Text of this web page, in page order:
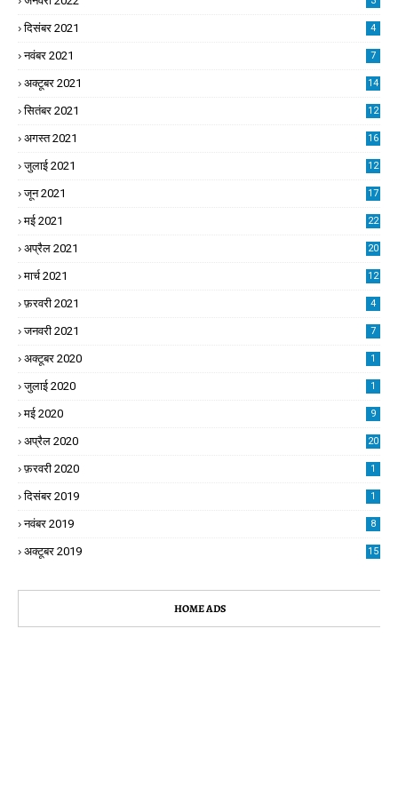
दिसंबर 2021 4
नवंबर 2021 7
अक्टूबर 2021 14
सितंबर 2021 12
अगस्त 2021 16
जुलाई 2021 12
जून 2021 17
मई 2021 22
अप्रैल 2021 20
मार्च 2021 12
फ़रवरी 2021 4
जनवरी 2021 7
अक्टूबर 2020 1
जुलाई 2020 1
मई 2020 9
अप्रैल 2020 20
फ़रवरी 2020 1
दिसंबर 2019 1
नवंबर 2019 8
अक्टूबर 2019 15
HOME ADS